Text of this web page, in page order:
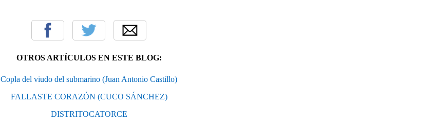
OTROS ARTÍCULOS EN ESTE BLOG:
Copla del viudo del submarino (Juan Antonio Castillo)
FALLASTE CORAZÓN (CUCO SÁNCHEZ)
DISTRITOCATORCE